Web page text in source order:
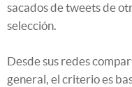
sacados de tweets de
selección.
Desde sus redes
general, el criterio es